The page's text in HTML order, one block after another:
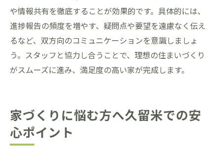
や情報共有を徹底することが効果的です。具体的には、
進捗報告の頻度を増やす、疑問点や要望を遠慮なく伝え
るなど、双方向のコミュニケーションを意識しましょ
う。スタッフと協力し合うことで、理想の住まいづくり
がスムーズに進み、満足度の高い家が完成します。
家づくりに悩む方へ久留米での安
心ポイント